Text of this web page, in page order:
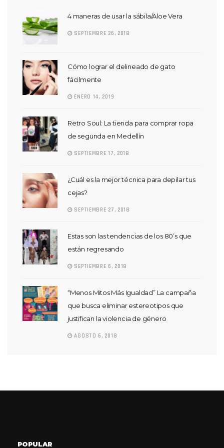
4 maneras de usar la sábila/Aloe Vera
SEPTIEMBRE 26, 2018
Cómo lograr el delineado de gato
fácilmente
ENERO 14, 2019
Retro Soul: La tienda para comprar ropa
de segunda en Medellín
SEPTIEMBRE 17, 2018
¿Cuál es la mejor técnica para depilar tus
cejas?
SEPTIEMBRE 27, 2018
Estas son las tendencias de los 80’s que
están regresando
SEPTIEMBRE 6, 2018
“Menos Mitos Más Igualdad” La campaña
que busca eliminar estereotipos que
justifican la violencia de género
AGOSTO 6, 2018
POPULAR